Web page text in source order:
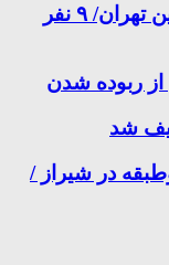
سقوط آسانسور در میدان آرژانتین تهران/ ۹ نفر
ربوده شدن
شد
در شیراز /